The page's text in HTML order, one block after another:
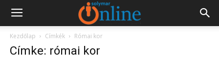
Kezdőlap Címkék Római kor
Címke: római kor